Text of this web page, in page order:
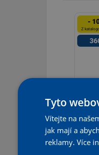
-
Z
Tyto
Vítejte na
jak mají a
reklamy. Více